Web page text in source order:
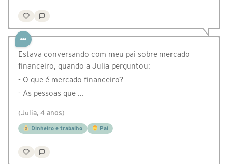
Estava conversando com meu pai sobre mercado
financeiro, quando a Julia perguntou:
- O que é mercado financeiro?
- As pessoas que …
(Julia, 4 anos)
Dinheiro e trabalho Pai